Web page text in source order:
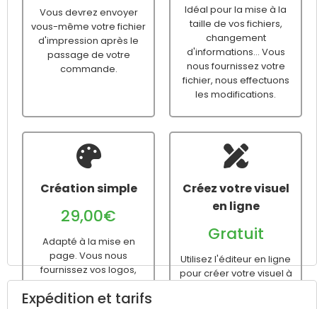
Vous devrez envoyer
vous-même votre fichier
d'impression après le
passage de votre
commande.
Idéal pour la mise à la
taille de vos fichiers,
changement
d'informations... Vous
nous fournissez votre
fichier, nous effectuons
les modifications.
Création simple
29,00€
Adapté à la mise en
page. Vous nous
fournissez vos logos,
textes, images... Nous
nous chargeons de la
Créez votre visuel
en ligne
Gratuit
Utilisez l'éditeur en ligne
pour créer votre visuel à
Expédition et tarifs